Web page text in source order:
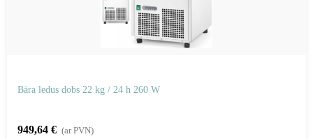
Bāra ledus dobs 22 kg / 24 h 260 W
949,64 € (ar PVN)